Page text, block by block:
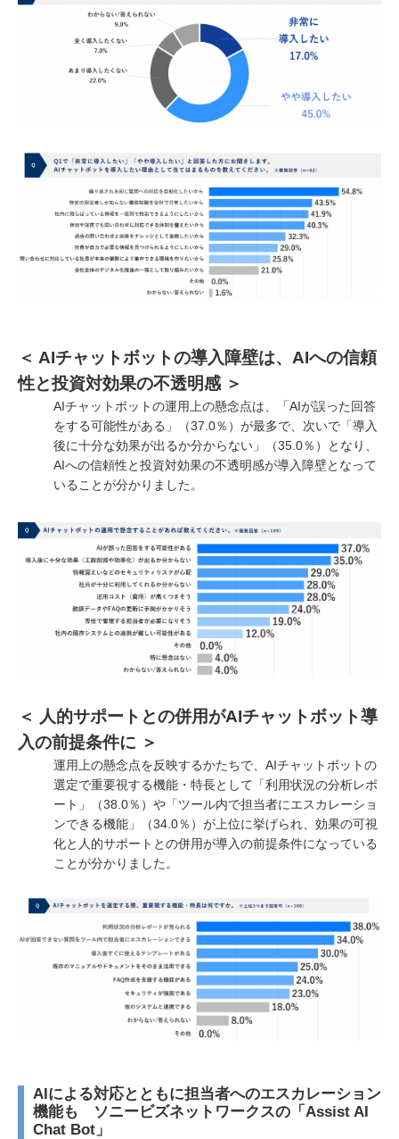
＜ AIチャットボットの導入障壁は、AIへの信頼
性と投資対効果の不透明感 ＞
AIチャットボットの運用上の懸念点は、「AIが誤った回答
をする可能性がある」（37.0％）が最多で、次いで「導入
後に十分な効果が出るか分からない」（35.0％）となり、
AIへの信頼性と投資対効果の不透明感が導入障壁となって
いることが分かりました。
＜ 人的サポートとの併用がAIチャットボット導
入の前提条件に ＞
運用上の懸念点を反映するかたちで、AIチャットボットの
選定で重要視する機能・特長として「利用状況の分析レポ
ート」（38.0％）や「ツール内で担当者にエスカレーショ
ンできる機能」（34.0％）が上位に挙げられ、効果の可視
化と人的サポートとの併用が導入の前提条件になっている
ことが分かりました。
AIによる対応とともに担当者へのエスカレーション
機能も ソニービズネットワークスの「Assist AI
Chat Bot」